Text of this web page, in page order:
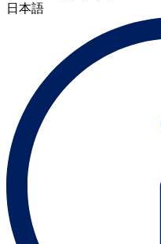
日本語